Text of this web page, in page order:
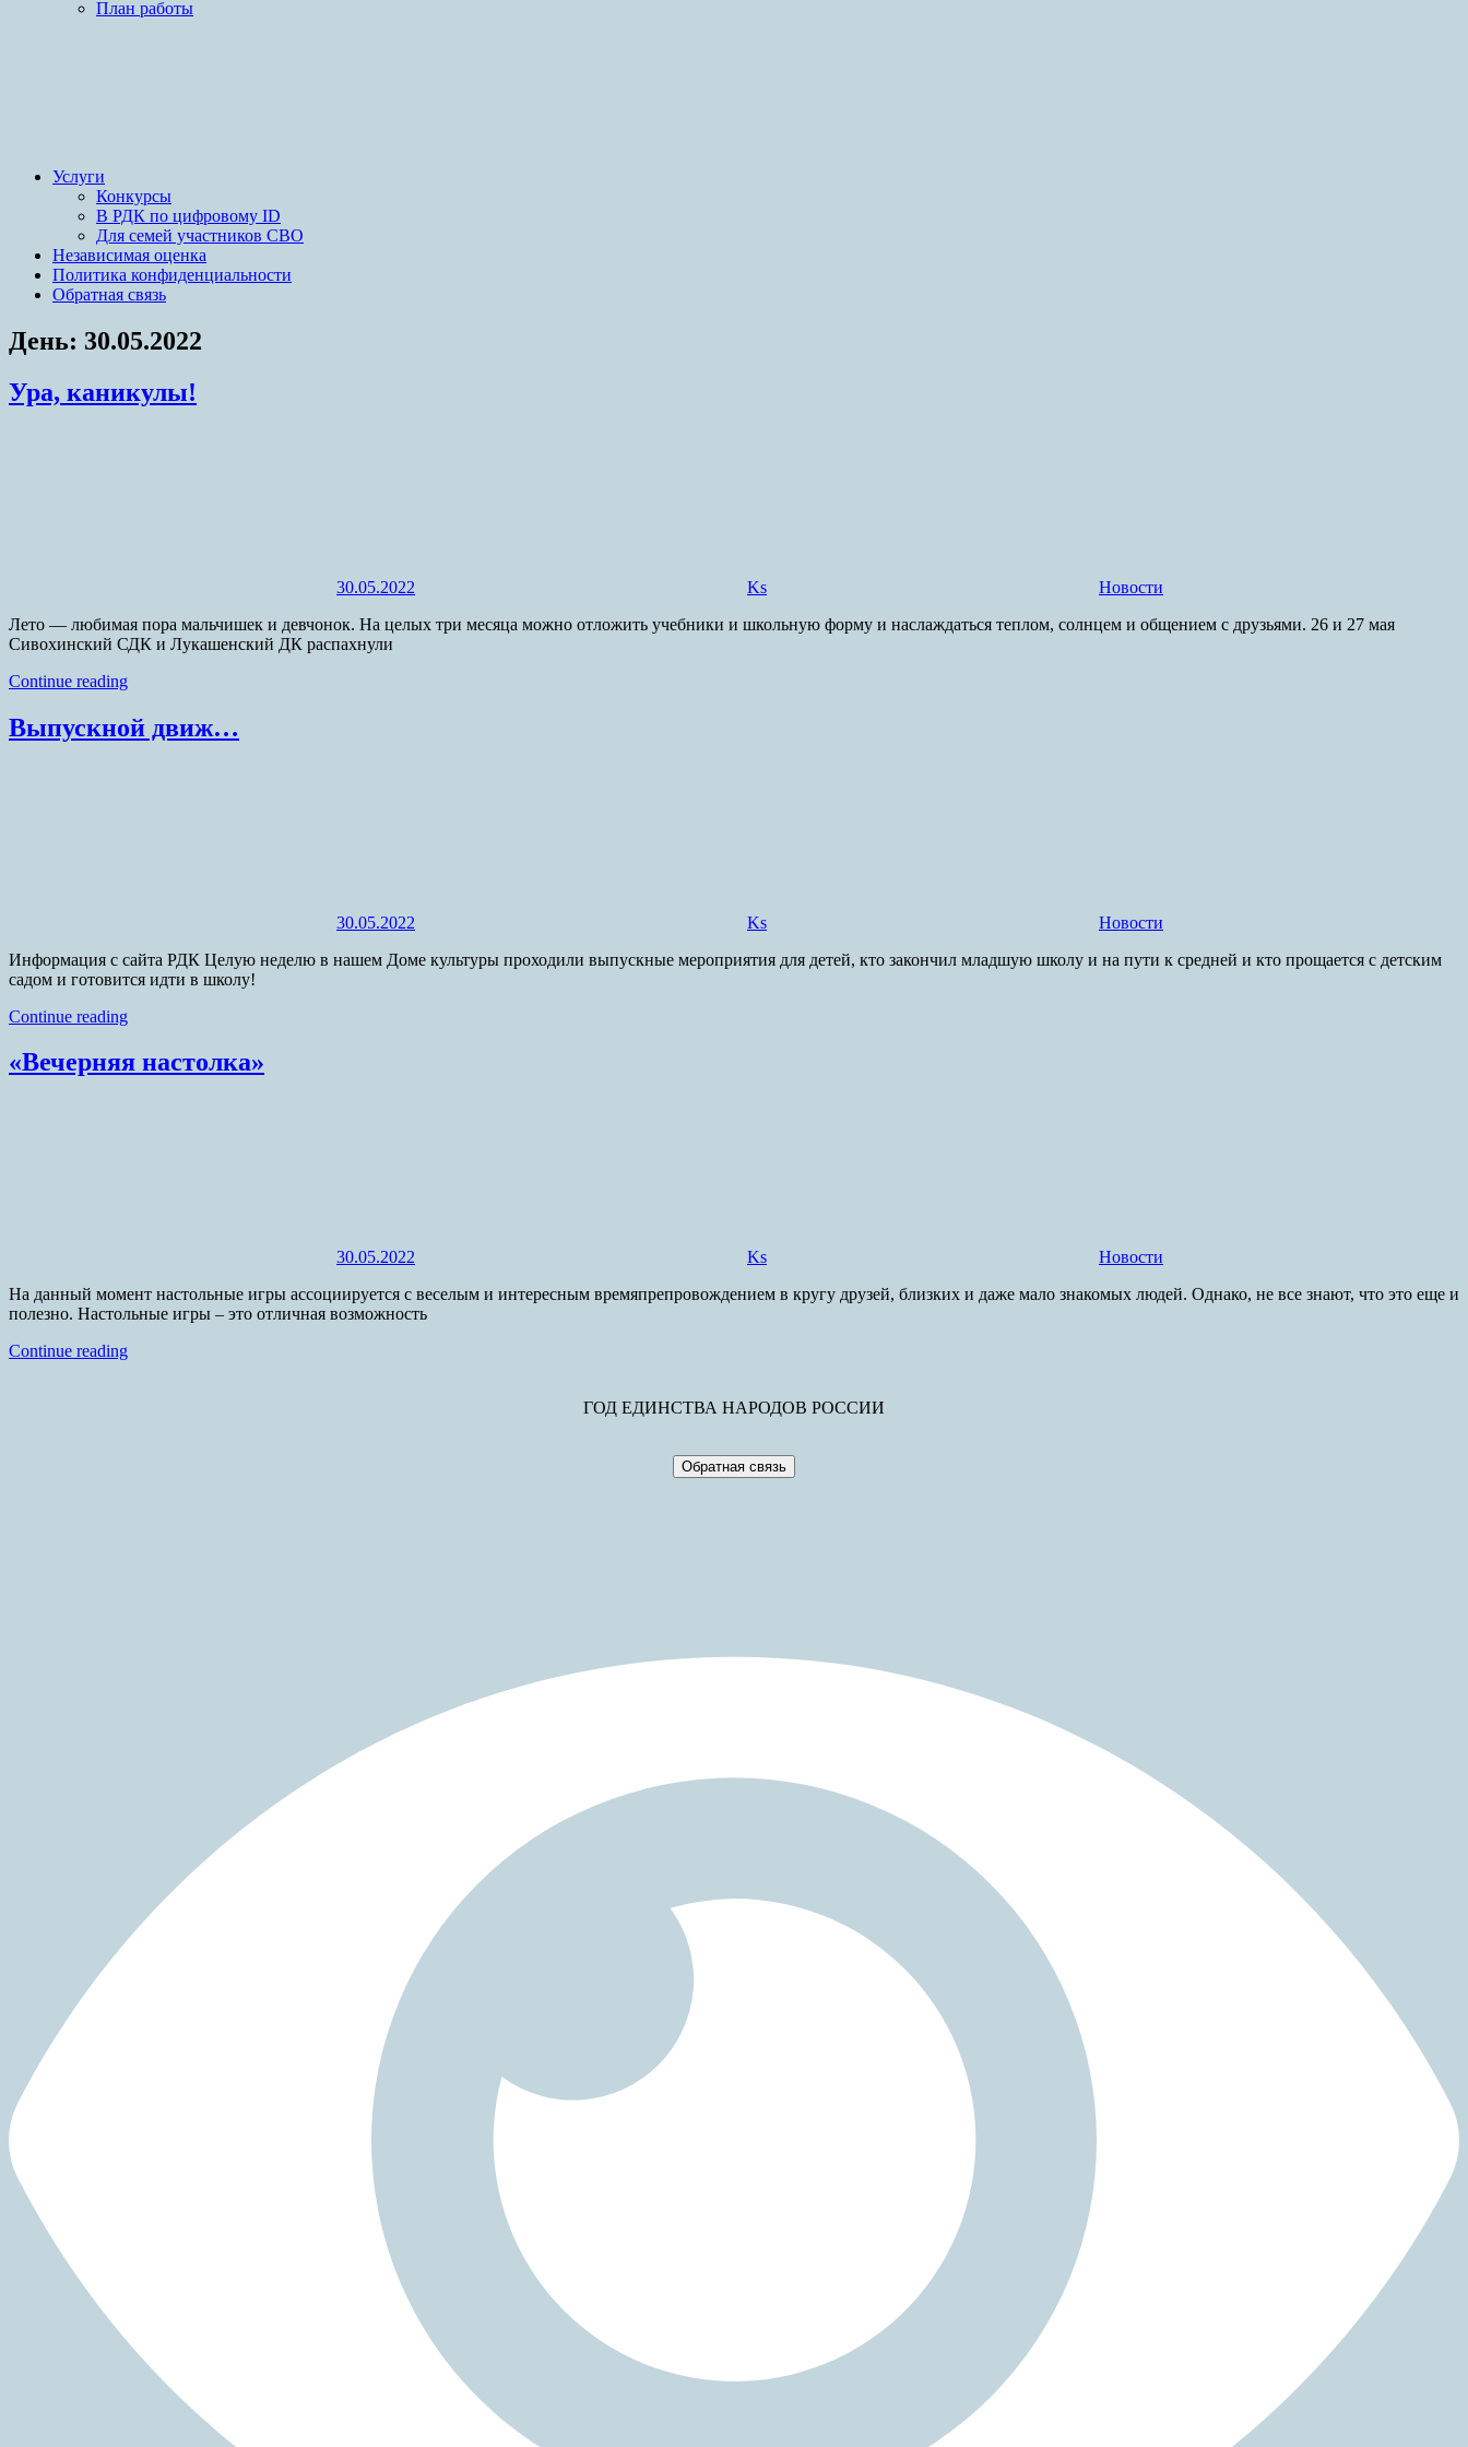
План работы
Услуги
Конкурсы
В РДК по цифровому ID
Для семей участников СВО
Независимая оценка
Политика конфиденциальности
Обратная связь
День: 30.05.2022
Ура, каникулы!
30.05.2022 Ks
Новости
Лето — любимая пора мальчишек и девчонок. На целых три месяца можно отложить учебники и школьную форму и наслаждаться теплом, солнцем и общением с друзьями. 26 и 27 мая
Сивохинский СДК и Лукашенский ДК распахнули
Continue reading
Выпускной движ…
30.05.2022 Ks
Новости
Информация с сайта РДК Целую неделю в нашем Доме культуры проходили выпускные мероприятия для детей, кто закончил младшую школу и на пути к средней и кто прощается с детским
садом и готовится идти в школу!
Continue reading
«Вечерняя настолка»
30.05.2022 Ks
Новости
На данный момент настольные игры ассоциируется с веселым и интересным времяпрепровождением в кругу друзей, близких и даже мало знакомых людей. Однако, не все знают, что это еще и
полезно. Настольные игры – это отличная возможность
Continue reading
ГОД ЕДИНСТВА НАРОДОВ РОССИИ
Обратная связь